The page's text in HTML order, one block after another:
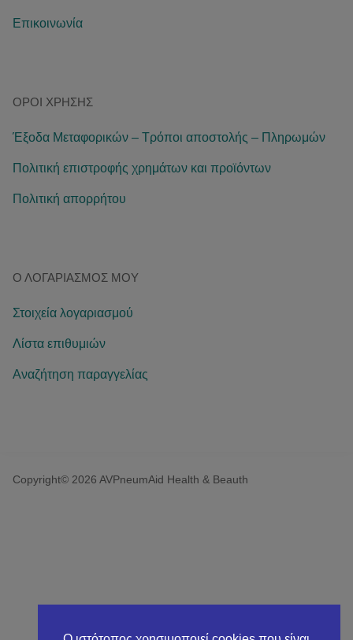
Επικοινωνία
ΌΡΟΙ ΧΡΉΣΗΣ
Έξοδα Μεταφορικών – Τρόποι αποστολής – Πληρωμών
Πολιτική επιστροφής χρημάτων και προϊόντων
Πολιτική απορρήτου
Ο ΛΟΓΑΡΙΑΣΜΌΣ ΜΟΥ
Στοιχεία λογαριασμού
Λίστα επιθυμιών
Αναζήτηση παραγγελίας
Copyright© 2026 AVPneumAid Health & Beauth